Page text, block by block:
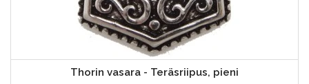
Thorin vasara - Teräsriipus, pieni